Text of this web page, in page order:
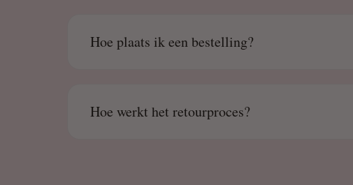
Hoe plaats ik een bestelling?
Hoe werkt het retourproces?